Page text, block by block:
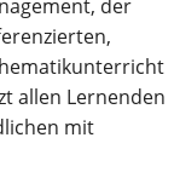
der
allen Lernenden
mit